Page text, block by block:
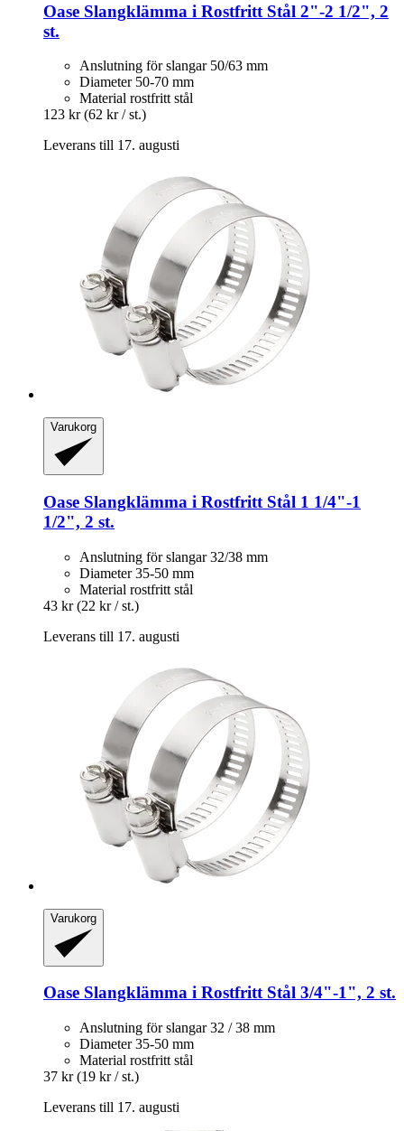
Oase Slangklämma i Rostfritt Stål 2"-​2 1/2", 2
st.
Anslutning för slangar 50/63 mm
Diameter 50-70 mm
Material rostfritt stål
123 kr (62 kr / st.)
Leverans till 17. augusti
Varukorg
Oase Slangklämma i Rostfritt Stål 1 1/4"-​1
1/2", 2 st.
Anslutning för slangar 32/38 mm
Diameter 35-50 mm
Material rostfritt stål
43 kr (22 kr / st.)
Leverans till 17. augusti
Varukorg
Oase Slangklämma i Rostfritt Stål 3/4"-​1", 2 st.
Anslutning för slangar 32 / 38 mm
Diameter 35-50 mm
Material rostfritt stål
37 kr (19 kr / st.)
Leverans till 17. augusti